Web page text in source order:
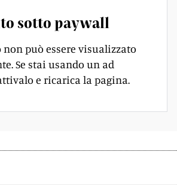
sotto paywall
può essere visualizzato
Se stai usando un ad
e ricarica la pagina.